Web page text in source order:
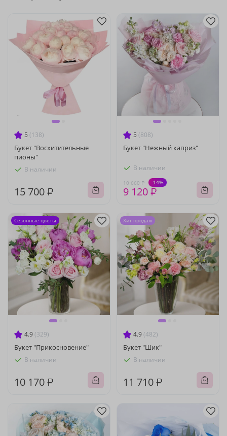
5 (138)
Букет "Восхитительные
пионы"
В наличии
15 700 ₽
5 (808)
Букет "Нежный каприз"
В наличии
10 660 ₽ -14%
9 120 ₽
4.9 (329)
Букет "Прикосновение"
В наличии
10 170 ₽
Сезонные цветы
4.9 (482)
Букет "Шик"
В наличии
11 710 ₽
Хит продаж